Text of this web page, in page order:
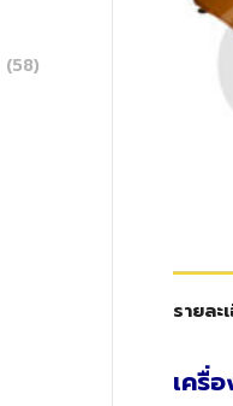
รายละ
เครื่
(58)